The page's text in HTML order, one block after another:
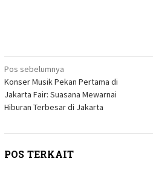
Navigasi
pos
Pos sebelumnya
Konser Musik Pekan Pertama di
Jakarta Fair: Suasana Mewarnai
Hiburan Terbesar di Jakarta
POS TERKAIT